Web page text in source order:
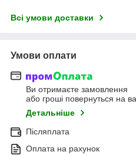
Всі умови доставки
Умови оплати
Ви отримаєте замовлення
або гроші повернуться на
Детальніше
Післяплата
Оплата на рахунок